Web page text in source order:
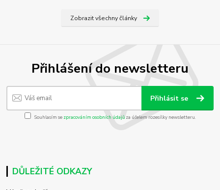
Zobrazit všechny články
Přihlášení do newsletteru
Přihlásit se
Souhlasím se zpracováním osobních údajůza účelem rozesílky newsletteru.
DŮLEŽITÉ ODKAZY